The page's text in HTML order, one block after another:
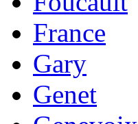
France
Gary
Genet